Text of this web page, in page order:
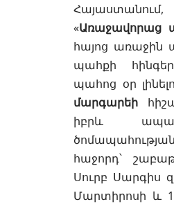
«Առաջավորաց
հայոց առաջին
պահքի
պահոց օր
մարգարեի
իբրև
հաջորդ՝
Սուրբ Սարգիս
Մարտիրոսի և